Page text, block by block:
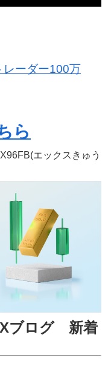
レーダー100万
ら
エックスきゅう
ブログ 新着